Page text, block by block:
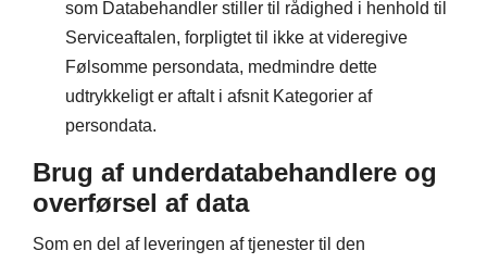
som Databehandler stiller til rådighed i henhold til
Serviceaftalen, forpligtet til ikke at videregive
Følsomme persondata, medmindre dette
udtrykkeligt er aftalt i afsnit Kategorier af
persondata.
Brug af underdatabehandlere og
overførsel af data
Som en del af leveringen af tjenester til den